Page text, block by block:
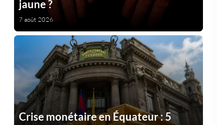
jaune ?
7 août 2026
Crise monétaire en Équateur : 5